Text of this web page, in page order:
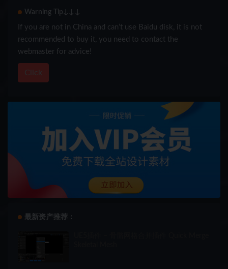
Warning Tip↓↓↓
If you are not in China and can’t use Baidu disk, it is not
recommended to buy it, you need to contact the
webmaster for advice!
Click
最新资产推荐：